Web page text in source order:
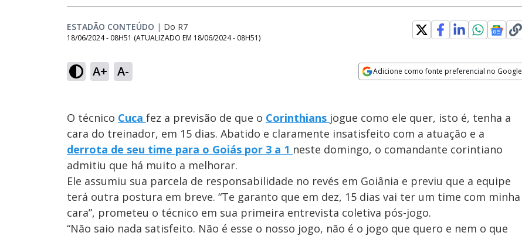
ESTADÃO CONTEÚDO | Do R7
18/06/2024 - 08H51 (ATUALIZADO EM 18/06/2024 - 08H51)
A+ A- Adicione como fonte preferencial no Google
O técnico Cuca fez a previsão de que o Corinthians jogue como ele quer, isto é, tenha a
cara do treinador, em 15 dias. Abatido e claramente insatisfeito com a atuação e a
derrota de seu time para o Goiás por 3 a 1 neste domingo, o comandante corintiano
admitiu que há muito a melhorar.
Ele assumiu sua parcela de responsabilidade no revés em Goiânia e previu que a equipe
terá outra postura em breve. “Te garanto que em dez, 15 dias vai ter um time com minha
cara”, prometeu o técnico em sua primeira entrevista coletiva pós-jogo.
“Não saio nada satisfeito. Não é esse o nosso jogo, não é o jogo que quero e nem o que